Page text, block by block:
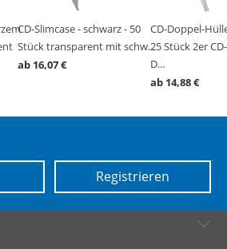
CD-Slimcase - schwarz - 50
Stück transparent mit schw...
ab 16,07 €
CD-Doppel-
25 Stück 2er
D...
ab 14,88 €
Registrieren